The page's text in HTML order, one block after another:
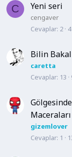
C Yeni seri
cengaver
Cevaplar 2
Bilin
caretta
Cevaplar 13
Maceraları
gizemlover
Cevaplar 1